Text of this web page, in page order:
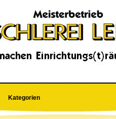
Kategorien